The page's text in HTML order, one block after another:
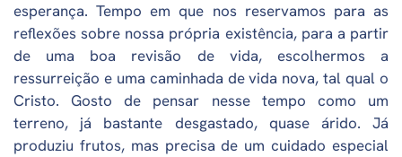
esperança. Tempo em que nos reservamos para as
reflexões sobre nossa própria existência, para a partir
de uma boa revisão de vida, escolhermos a
ressurreição e uma caminhada de vida nova, tal qual o
Cristo. Gosto de pensar nesse tempo como um
terreno, já bastante desgastado, quase árido. Já
produziu frutos, mas precisa de um cuidado especial